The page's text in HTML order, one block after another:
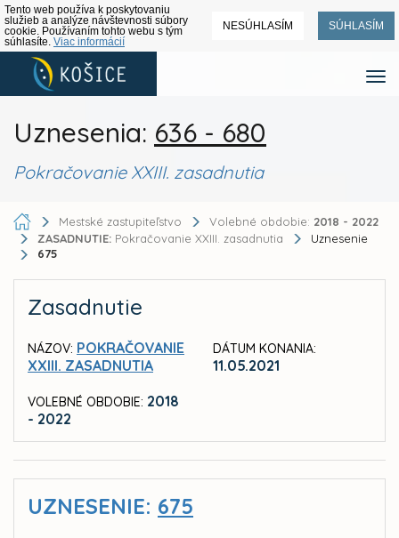
Tento web používa k poskytovaniu
služieb a analýze návštevnosti súbory
cookie. Používaním tohto webu s tým
súhlasíte. Viac informácií
NESÚHLASÍM SÚHLASÍM
Uznesenia: 636 - 680
Pokračovanie XXIII. zasadnutia
Mestské zastupiteľstvo Volebné obdobie: 2018 - 2022
ZASADNUTIE: Pokračovanie XXIII. zasadnutia
Uznesenie
675
Zasadnutie
NÁZOV: POKRAČOVANIE
XXIII. ZASADNUTIA
VOLEBNÉ OBDOBIE: 2018
- 2022
DÁTUM KONANIA:
11.05.2021
UZNESENIE: 675